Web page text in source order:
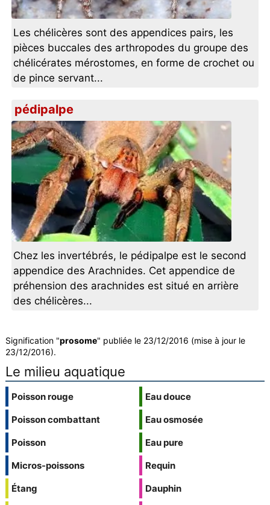
Les chélicères sont des appendices pairs, les
pièces buccales des arthropodes du groupe des
chélicérates mérostomes, en forme de crochet ou
de pince servant...
pédipalpe
Chez les invertébrés, le pédipalpe est le second
appendice des Arachnides. Cet appendice de
préhension des arachnides est situé en arrière
des chélicères...
Signification "prosome" publiée le 23/12/2016 (mise à jour le
23/12/2016).
Le milieu aquatique
Poisson rouge
Poisson combattant
Poisson
Micros-poissons
Étang
Eau douce
Eau osmosée
Eau pure
Requin
Dauphin